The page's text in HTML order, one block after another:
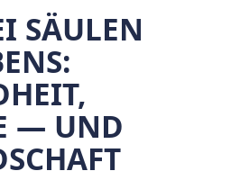
SÄULEN
— UND